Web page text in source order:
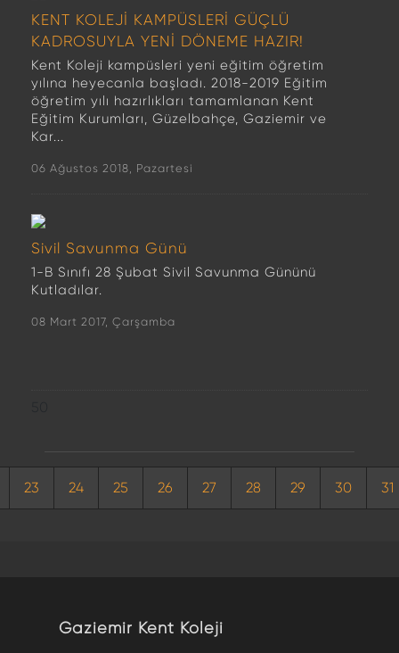
KENT KOLEJİ KAMPÜSLERİ GÜÇLÜ
KADROSUYLA YENİ DÖNEME HAZIR!
Kent Koleji kampüsleri yeni eğitim öğretim
yılına heyecanla başladı. 2018-2019 Eğitim
öğretim yılı hazırlıkları tamamlanan Kent
Eğitim Kurumları, Güzelbahçe, Gaziemir ve
Kar...
06 Ağustos 2018, Pazartesi
Sivil Savunma Günü
1-B Sınıfı 28 Şubat Sivil Savunma Gününü
Kutladılar.
08 Mart 2017, Çarşamba
23 24 25 26 27 28 29 30 31
Gaziemir Kent Koleji